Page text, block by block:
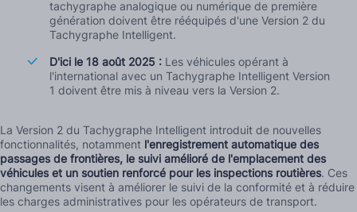
tachygraphe analogique ou numérique de première
génération doivent être rééquipés d'une Version 2 du
Tachygraphe Intelligent.
D'ici le 18 août 2025 : Les véhicules opérant à
l'international avec un Tachygraphe Intelligent Version
1 doivent être mis à niveau vers la Version 2.
La Version 2 du Tachygraphe Intelligent introduit de nouvelles
fonctionnalités, notamment l'enregistrement automatique des
passages de frontières, le suivi amélioré de l'emplacement des
véhicules et un soutien renforcé pour les inspections routières. Ces
changements visent à améliorer le suivi de la conformité et à réduire
les charges administratives pour les opérateurs de transport.